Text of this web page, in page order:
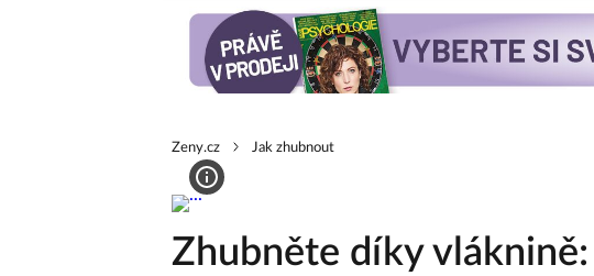
Zeny.cz Jak zhubnout
Zhubněte díky